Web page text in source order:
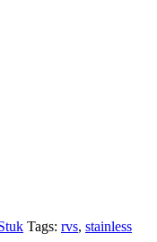
Tags: rvs, stainless